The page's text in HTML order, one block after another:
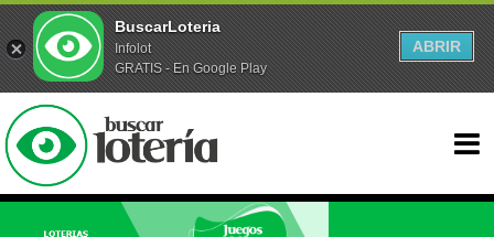
BuscarLoteria
Infolot
GRATIS - En Google Play
ABRIR